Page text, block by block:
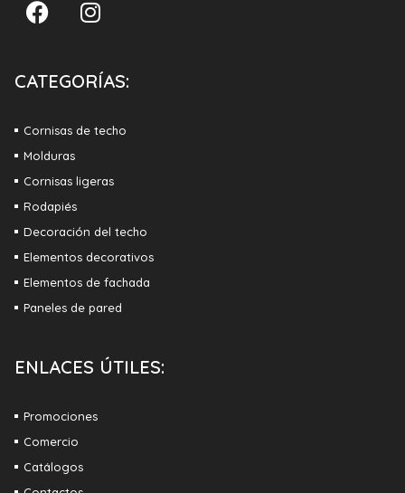
CATEGORÍAS:
Cornisas de techo
Molduras
Cornisas ligeras
Rodapiés
Decoración del techo
Elementos decorativos
Elementos de fachada
Paneles de pared
ENLACES ÚTILES:
Promociones
Comercio
Catálogos